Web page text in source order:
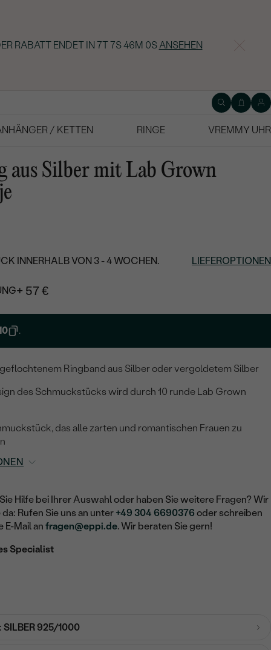
RABATT ENDET IN7T 7S 45M 59SANSEHEN
/ KETTEN RINGE
VREMMY UHR
aus Silber mit Lab Grown
INNERHALB VON 3 - 4 WOCHEN. LIEFEROPTIONEN
+ 57 €
.
Ringband aus Silber oder vergoldetem Silber
des Schmuckstücks wird durch 10 runde Lab Grown
das alle zarten und romantischen Frauen zu
Hilfe bei Ihrer Auswahl oder haben Sie weitere Fragen? Wir
Rufen Sie uns an unter +49 304 6690376 oder schreiben
E-Mail anfragen@eppi.de. Wir beraten Sie gern!
Specialist
SILBER 925/1000